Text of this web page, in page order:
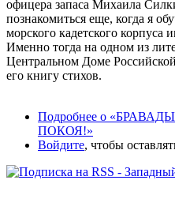
офицера запаса Михаила
познакомиться еще, когда я
морского кадетского корпуса
Именно тогда на одном из
Центральном Доме
его книгу стихов.
Подробнее о
ПОКОЯ!»
Войдите, чтобы